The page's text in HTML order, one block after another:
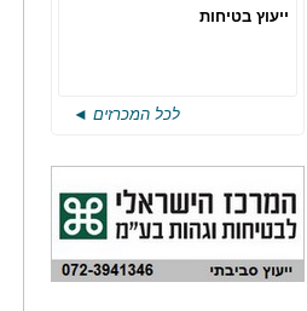
ייעוץ בטיחות
לכל המכרזים ◄